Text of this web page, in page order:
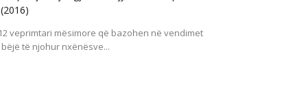
(2016)
veprimtari mësimore që bazohen në vendimet
të njohur nxënësve...